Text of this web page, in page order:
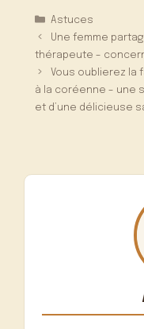
Catégories
Astuces
Une femme
thérapeute –
Vous oublierez la
à la coréenne – une
et d’une délicieuse